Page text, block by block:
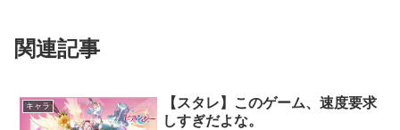
関連記事
キャラ
【スタレ】このゲーム、速度要求
しすぎだよな。